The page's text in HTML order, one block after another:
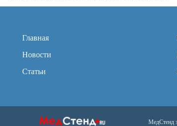
Главная
Новости
Статьи
МедСтенд